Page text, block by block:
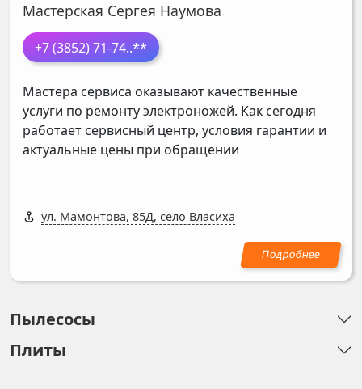
Мастерская Сергея Наумова
+7 (3852) 71-74..**
Мастера сервиса оказывают качественные
услуги по ремонту электроножей. Как сегодня
работает сервисный центр, условия гарантии и
актуальные цены при обращении
ул. Мамонтова, 85Д, село Власиха
Пылесосы
Плиты